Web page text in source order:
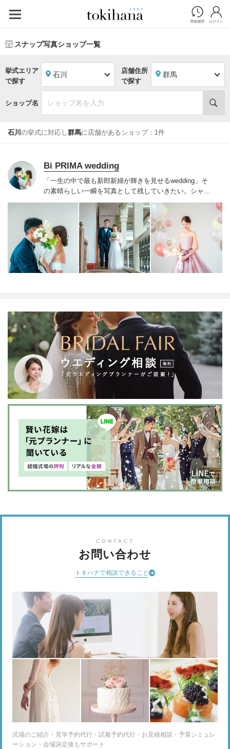
スナップ写真ショップ一覧
挙式エリア
で探す
石川
店舗住所
で探す
群馬
ショップ名
石川 の挙式に対応し群馬に店舗があるショップ：1件
Bi PRIMA wedding
「一生の中で最も新郎新婦が輝きを見せるwedding」そ
の素晴らしい一瞬を写真として残していきたい。 シャッ
ターを切った瞬間、まるでその場所にいるお二人の気持
ち、あたたかさ、優しい声までも聞こえてくるようなそ
んな大事な一瞬を大切に切り取って参ります。あなたの
「一生の宝物」そんな最高のフォトウェディングをお届
けすることをお約束いたします。
CONTACT
お問い合わせ
トキハナで相談できること
式場のご紹介・見学予約代行・試着予約代行・お見積相談・予算シミュレ
ーション・会場決定後もサポート